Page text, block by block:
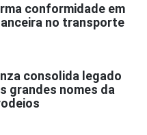
conformidade em
no transporte
consolida legado
grandes nomes da